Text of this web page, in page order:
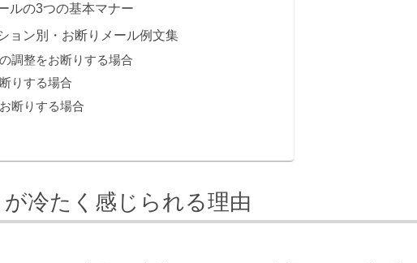
ルの3つの基本マナー
ョン別・お断りメール例文集
調整をお断りする場合
りする場合
断りする場合
が冷たく感じられる理由